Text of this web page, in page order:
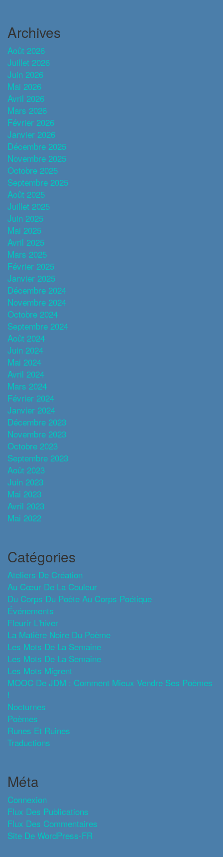
Archives
Août 2026
Juillet 2026
Juin 2026
Mai 2026
Avril 2026
Mars 2026
Février 2026
Janvier 2026
Décembre 2025
Novembre 2025
Octobre 2025
Septembre 2025
Août 2025
Juillet 2025
Juin 2025
Mai 2025
Avril 2025
Mars 2025
Février 2025
Janvier 2025
Décembre 2024
Novembre 2024
Octobre 2024
Septembre 2024
Août 2024
Juin 2024
Mai 2024
Avril 2024
Mars 2024
Février 2024
Janvier 2024
Décembre 2023
Novembre 2023
Octobre 2023
Septembre 2023
Août 2023
Juin 2023
Mai 2023
Avril 2023
Mai 2022
Catégories
Ateliers De Création
Au Cœur De La Couleur
Du Corps Du Poète Au Corps Poétique
Événements
Fleurir L'hiver
La Matière Noire Du Poème
Les Mots De La Semaine
Les Mots De La Semaine
Les Mots Migrent
MOOC De JDM : Comment Mieux Vendre Ses Poèmes
!
Nocturnes
Poèmes
Runes Et Ruines
Traductions
Méta
Connexion
Flux Des Publications
Flux Des Commentaires
Site De WordPress-FR